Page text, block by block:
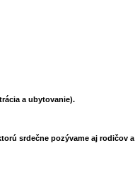
a ubytovanie).
srdečne pozývame aj rodičov